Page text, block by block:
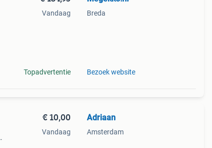
Vandaag
Topadvertentie
Breda
Bezoek website
€ 10,00
Vandaag
Adriaan
Amsterdam